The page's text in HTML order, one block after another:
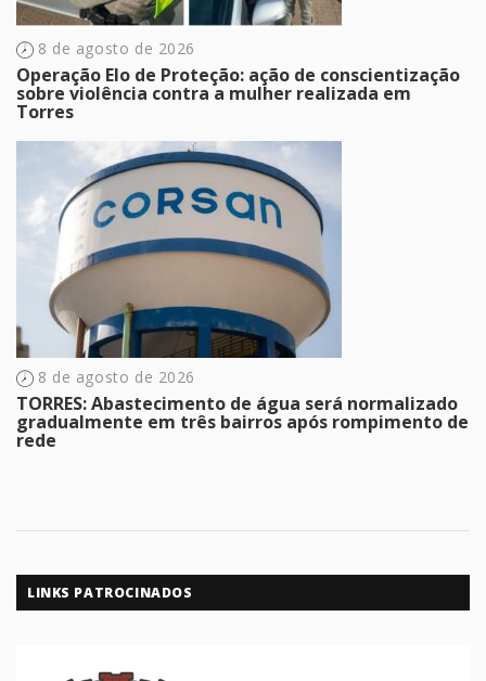
8 de agosto de 2026
Operação Elo de Proteção: ação de conscientização
sobre violência contra a mulher realizada em
Torres
8 de agosto de 2026
TORRES: Abastecimento de água será normalizado
gradualmente em três bairros após rompimento de
rede
LINKS PATROCINADOS